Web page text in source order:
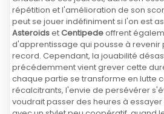
répétition et l'amélioration de son
peut se jouer indéfiniment si l'on est
AsteroidsetCentipedeoffrent
d'apprentissage qui pousse à
record. Cependant, la jouabilité
précédemment vient grever cette
chaque partie se transforme en lutte
récalcitrants, l'envie de persévérer
voudrait passer des heures à